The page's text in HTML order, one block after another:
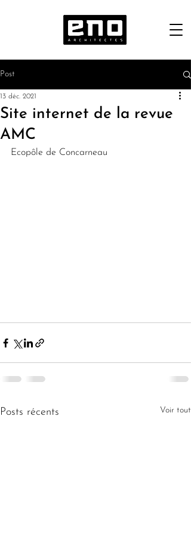
Post
Site internet de la revue
AMC
13 déc. 2021
Ecopôle de Concarneau
Posts récents Voir tout